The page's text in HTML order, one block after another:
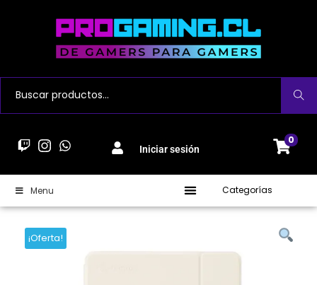
Buscar
Iniciar sesión
0
Menu Categorías
¡Oferta!